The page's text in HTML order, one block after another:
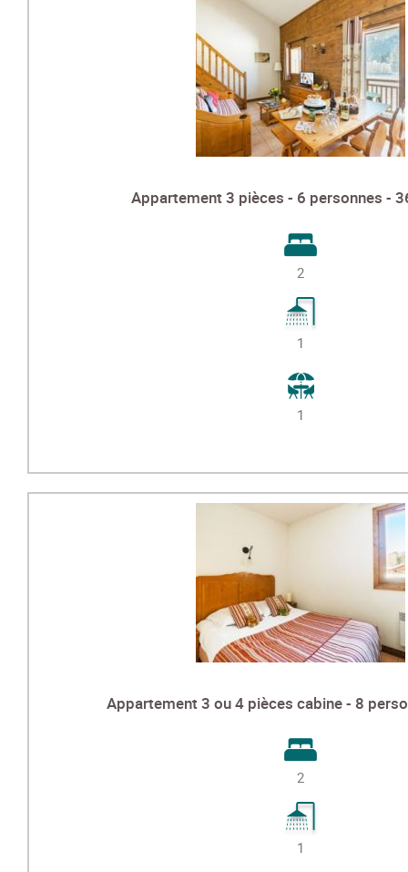
Appartement 3 pièces - 6 personnes -
2
1
1
Appartement 3 ou 4 pièces cabine - 8
2
1